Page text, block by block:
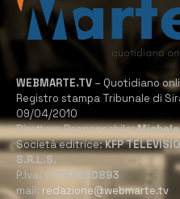
WEBMARTE.TV – Quotidiano
Registro stampa Tribunale di
09/04/2010
Direttore Responsabile:
Società editrice:KFP
S.R.L.S.
P.Iva: 02184950893
mail: redazione@webmarte.tv